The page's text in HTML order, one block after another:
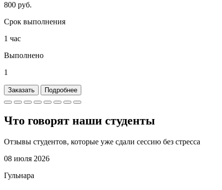
800 руб.
Срок выполнения
1 час
Выполнено
1
Заказать Подробнее
Что говорят наши студенты
Отзывы студентов, которые уже сдали сессию без стресса
08 июля 2026
Гульнара